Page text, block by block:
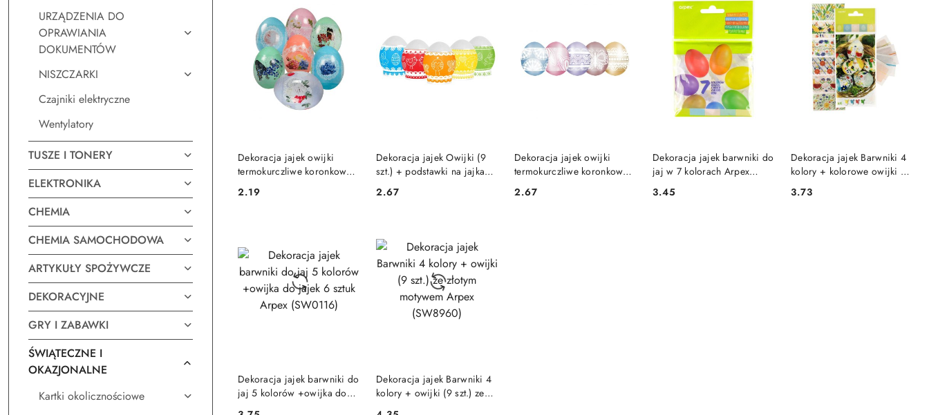
URZĄDZENIA DO
OPRAWIANIA
DOKUMENTÓW
NISZCZARKI
Czajniki elektryczne
Wentylatory
TUSZE I TONERY
ELEKTRONIKA
CHEMIA
CHEMIA SAMOCHODOWA
ARTYKUŁY SPOŻYWCZE
DEKORACYJNE
GRY I ZABAWKI
ŚWIĄTECZNE I
OKAZJONALNE
Kartki okolicznościowe
Dekoracja jajek owijki
termokurczliwe koronkowe
Cena:
2.19
DO KOSZYKA
Dekoracja jajek Owijki (9
szt.) + podstawki na jajka
Cena:
2.67
DO KOSZYKA
Dekoracja jajek owijki
termokurczliwe koronkowe
Cena:
2.67
DO KOSZYKA
Dekoracja jajek barwniki do
jaj w 7 kolorach Arpex
Cena:
3.45
DO KOSZYKA
Dekoracja jajek Barwniki 4
kolory + kolorowe owijki (9
Cena:
3.73
DO KOSZYKA
Dekoracja jajek barwniki do
jaj 5 kolorów +owijka do
DO KOSZYKA
Dekoracja jajek Barwniki 4
kolory + owijki (9 szt.) ze
DO KOSZYKA